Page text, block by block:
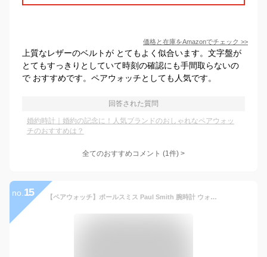
価格と在庫をAmazonでチェック >>
上質なレザーのベルトが とてもよく似合います。文字盤が
とてもすっきりとしていて時刻の確認にも手間取らないの
で おすすめです。ペアウォッチとしても人気です。
回答された質問
婚約時計｜婚約の記念に！人気ブランドのおしゃれなペアウォッ
チのおすすめは？
全てのおすすめコメント (1件) >
no. 15 【ペアウォッチ】ポールスミス Paul Smith 腕時計 ウォッチ メンズ レディース ペア カップル 革ベルト 本革レザーベルト クラシック ブランド 人気 ギフト プレゼント 40mm 43mm 恋人 カップル 2本セット 20代 30代 40代 50代 60代